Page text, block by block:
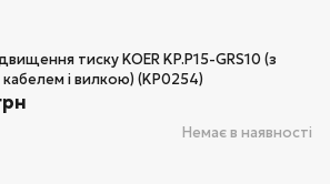
тиску KOER KP.P15-GRS10 (з
кабелем і вилкою) (KP0254)
Немає в наявності